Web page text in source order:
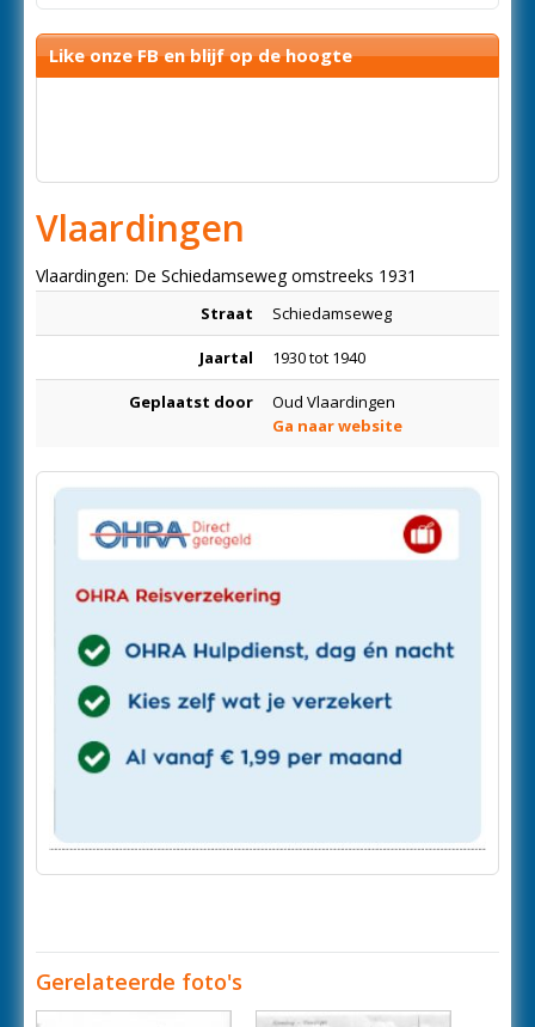
Like onze FB en blijf op de hoogte
Vlaardingen
Vlaardingen: De Schiedamseweg omstreeks 1931
Straat Schiedamseweg
Jaartal 1930 tot 1940
Geplaatst door
Oud Vlaardingen
Ga naar website
Gerelateerde foto's